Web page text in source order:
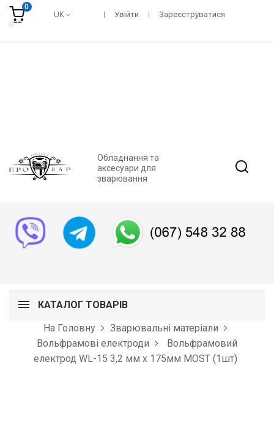
0
UK Увійти Зареєструватися
Обладнання та
аксесуари для
зварювання
КАТАЛОГ ТОВАРІВ
На Головну
Зварювальні матеріали
Вольфрамові електроди
Вольфрамовий
електрод WL-15 3,2 мм х 175мм MOST (1шт)